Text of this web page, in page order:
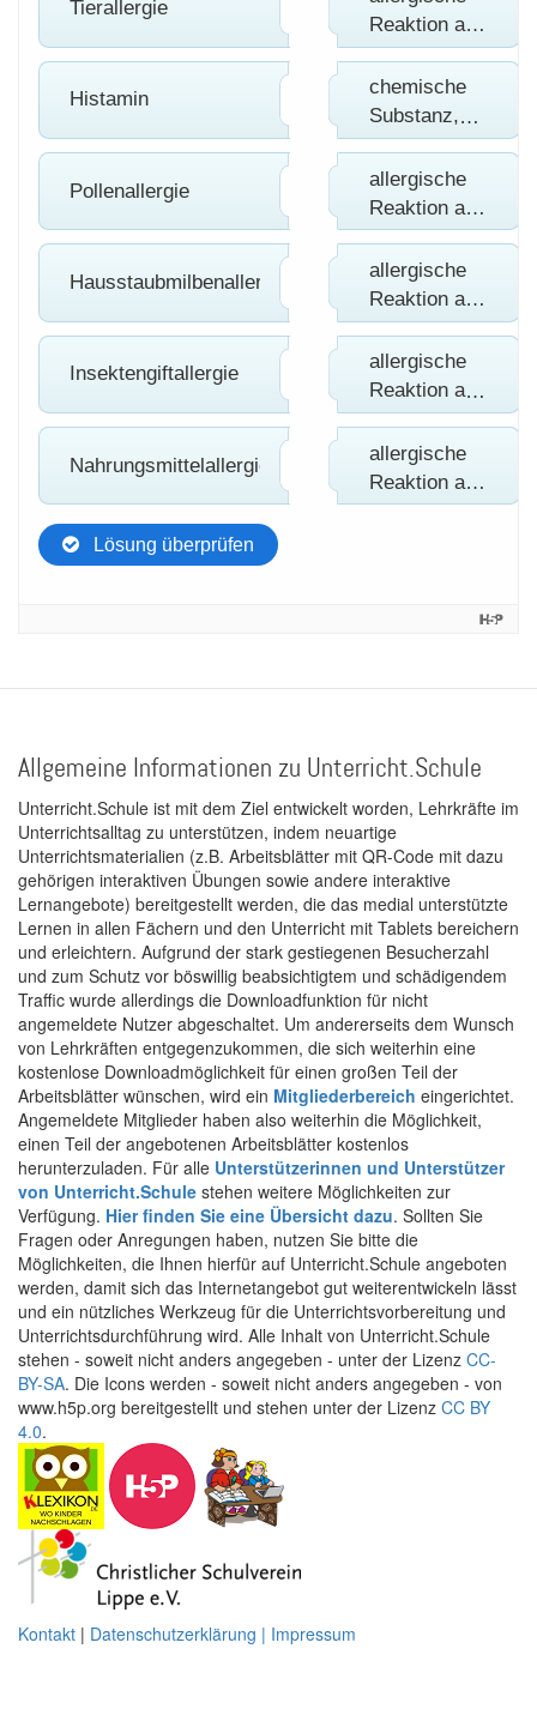
Allgemeine Informationen zu Unterricht.Schule
Unterricht.Schule ist mit dem Ziel entwickelt worden, Lehrkräfte im
Unterrichtsalltag zu unterstützen, indem neuartige
Unterrichtsmaterialien (z.B. Arbeitsblätter mit QR-Code mit dazu
gehörigen interaktiven Übungen sowie andere interaktive
Lernangebote) bereitgestellt werden, die das medial unterstützte
Lernen in allen Fächern und den Unterricht mit Tablets bereichern
und erleichtern. Aufgrund der stark gestiegenen Besucherzahl
und zum Schutz vor böswillig beabsichtigtem und schädigendem
Traffic wurde allerdings die Downloadfunktion für nicht
angemeldete Nutzer abgeschaltet. Um andererseits dem Wunsch
von Lehrkräften entgegenzukommen, die sich weiterhin eine
kostenlose Downloadmöglichkeit für einen großen Teil der
Arbeitsblätter wünschen, wird ein Mitgliederbereich eingerichtet.
Angemeldete Mitglieder haben also weiterhin die Möglichkeit,
einen Teil der angebotenen Arbeitsblätter kostenlos
herunterzuladen. Für alle Unterstützerinnen und Unterstützer
von Unterricht.Schule stehen weitere Möglichkeiten zur
Verfügung. Hier finden Sie eine Übersicht dazu. Sollten Sie
Fragen oder Anregungen haben, nutzen Sie bitte die
Möglichkeiten, die Ihnen hierfür auf Unterricht.Schule angeboten
werden, damit sich das Internetangebot gut weiterentwickeln lässt
und ein nützliches Werkzeug für die Unterrichtsvorbereitung und
Unterrichtsdurchführung wird. Alle Inhalt von Unterricht.Schule
stehen - soweit nicht anders angegeben - unter der Lizenz CC-
BY-SA. Die Icons werden - soweit nicht anders angegeben - von
www.h5p.org bereitgestellt und stehen unter der Lizenz CC BY
4.0.
Kontakt | Datenschutzerklärung | Impressum